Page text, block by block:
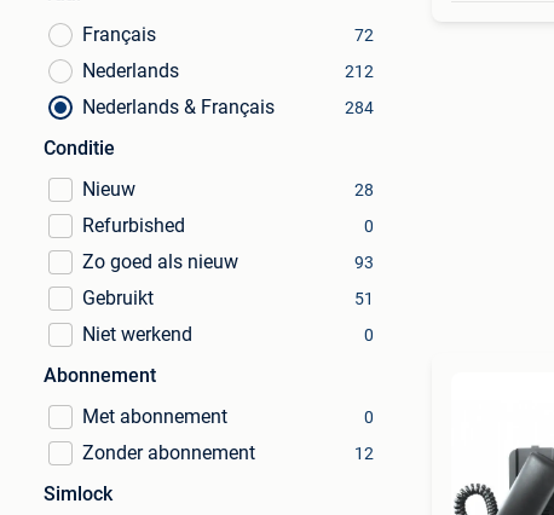
Français
72
Nederlands 212
Nederlands & Français 284
Conditie
Nieuw
28
Refurbished 0
Zo goed als nieuw 93
Gebruikt 51
Niet werkend 0
Abonnement
Met abonnement
0
Zonder abonnement 12
Simlock